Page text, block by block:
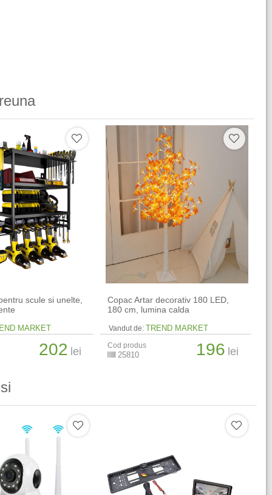
scule si unelte,
MARKET
202 lei
Copac Artar decorativ 180 LED,
180 cm, lumina calda
Vandut de: TREND MARKET
Cod produs
25810 196 lei